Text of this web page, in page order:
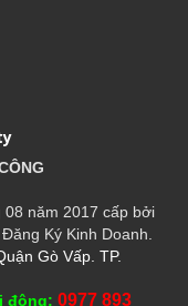
08 năm 2017 cấp bởi
Ký Kinh Doanh.
Gò Vấp. TP.
động: 0977 893